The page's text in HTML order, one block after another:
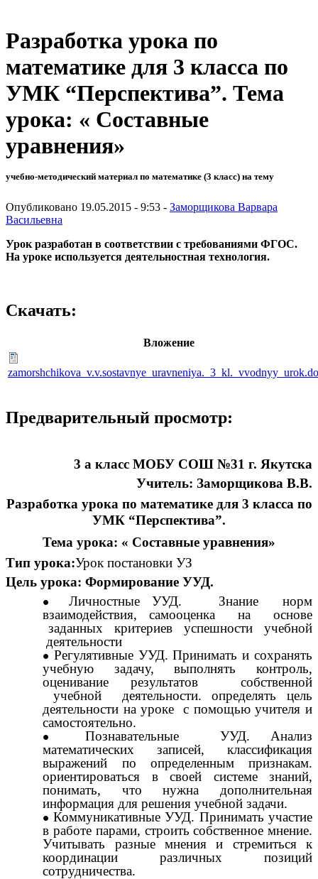
Разработка урока по
математике для 3 класса по
УМК “Перспектива”. Тема
урока: « Составные
уравнения»
учебно-методический материал по математике (3 класс) на тему
Опубликовано 19.05.2015 - 9:53 - Заморщикова Варвара
Васильевна
Урок разработан в соответствии с требованиями ФГОС.
На уроке используется деятельностная технология.
Скачать:
Вложение
Предварительный просмотр:
3 а класс МОБУ СОШ №31 г. Якутска
Учитель: Заморщикова В.В.
Разработка урока по математике для 3 класса по
УМК “Перспектива”.
Тема урока: « Составные уравнения»
Тип урока:Урок постановки УЗ
Цель урока: Формирование УУД.
Личностные УУД. Знание норм
взаимодействия, самооценка на основе
заданных критериев успешности учебной
деятельности
Регулятивные УУД. Принимать и сохранять
учебную задачу, выполнять контроль,
оценивание результатов собственной
учебной деятельности. определять цель
деятельности на уроке с помощью учителя и
самостоятельно.
Познавательные УУД. Анализ
математических записей, классификация
выражений по определенным признакам.
ориентироваться в своей системе знаний,
понимать, что нужна дополнительная
информация для решения учебной задачи.
Коммуникативные УУД. Принимать участие
в работе парами, строить собственное мнение.
Учитывать разные мнения и стремиться к
координации различных позиций
сотрудничества.